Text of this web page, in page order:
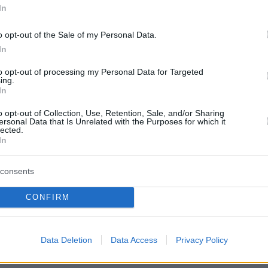
opt-out of the Sale of my Personal Data.
opt-out of processing my Personal Data for Targeted
opt-out of Collection, Use, Retention, Sale, and/or Sharing
Data that Is Unrelated with the Purposes for which it
CONFIRM
Data Deletion Data Access Privacy Policy
τα ερευνήσει. Στοιχεία της ζωής της και της
της, όπως οι σχέσεις της με το
ο παθολογικός κυνισμό της, καθώς
θα προβληθούν, δίνοντας μας μια
ξετυλίγεται και η σκηνοθέτις Σιλβί
τα λόγια της ότι:«Η δήλωση ότι
την ανηθικότητα’ ήταν μία απάτη, αφού
ήταν κρύβει την ασχήμια κάτω από το
η εποχή μας είναι πολύ πιο έτοιμη να
πραγματικότητα και να βάλει τέλος στα